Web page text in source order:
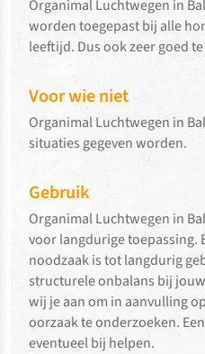
Organimal Luchtwegen in
worden toegepast bij alle
leeftijd. Dus ook zeer goed
Voor wie niet
Organimal Luchtwegen in
situaties gegeven worden.
Gebruik
Organimal Luchtwegen in
voor langdurige toepassing.
noodzaak is tot langdurig
structurele onbalans bij
wij je aan om in aanvulling
oorzaak te onderzoeken.
eventueel bij helpen.